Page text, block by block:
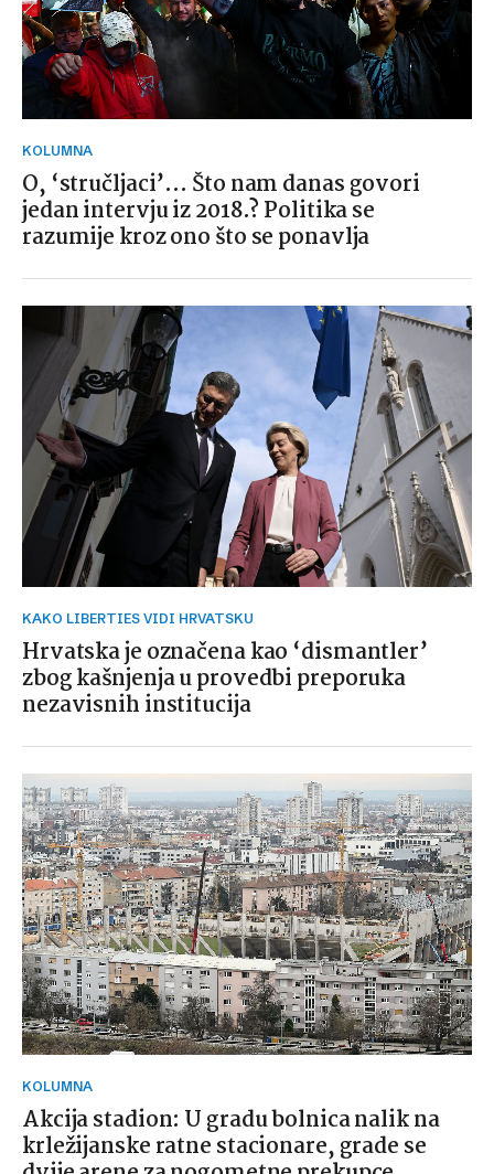
KOLUMNA
O, ‘stručljaci’… Što nam danas govori
jedan intervju iz 2018.? Politika se
razumije kroz ono što se ponavlja
KAKO LIBERTIES VIDI HRVATSKU
Hrvatska je označena kao ‘dismantler’
zbog kašnjenja u provedbi preporuka
nezavisnih institucija
KOLUMNA
Akcija stadion: U gradu bolnica nalik na
krležijanske ratne stacionare, grade se